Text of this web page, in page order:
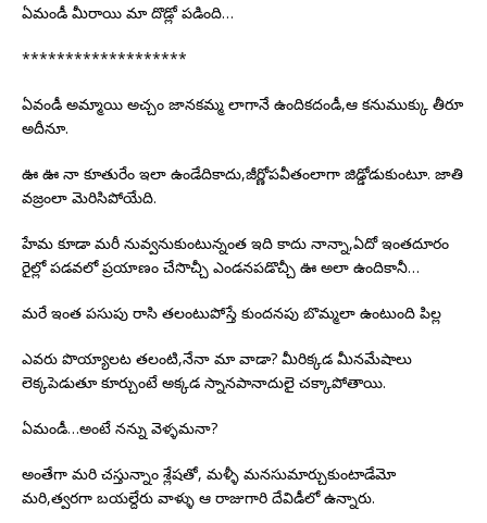
ఏమండీ మీరాయి మా దొడ్లో పడింది…
*******************
ఏవండీ అమ్మాయి అచ్చం జానకమ్మ లాగానే ఉందికదండీ,ఆ కనుముక్కు తీరూ
అదీనూ.
ఊ ఊ నా కూతురేం ఇలా ఉండేదికాదు,జీర్ణోపవీతంలాగా జిడ్డోడుకుంటూ. జాతి
వజ్రంలా మెరిసిపోయేది.
హేమ కూడా మరీ నువ్వనుకుంటున్నంత ఇది కాదు నాన్నా,ఏదో ఇంతదూరం
రైల్లో పడవలో ప్రయాణం చేసొచ్చీ ఎండనపడొచ్చీ ఊ అలా ఉందికానీ…
మరే ఇంత పసుపు రాసి తలంటుపోస్తే కుందనపు బొమ్మలా ఉంటుంది పిల్ల
ఎవరు పొయ్యాలట తలంటి,నేనా మా వాడా? మీరిక్కడ మీనమేషాలు
లెక్కపెడుతూ కూర్చుంటే అక్కడ స్నానపానాదులై చక్కాపోతాయి.
ఏమండీ…అంటే నన్ను వెళ్ళమనా?
అంతేగా మరి చస్తున్నాం శ్లేషతో, మళ్ళీ మనసుమార్చుకుంటాడేమో
మరి,త్వరగా బయల్దేరు వాళ్ళు ఆ రాజుగారి దేవిడీలో ఉన్నారు.